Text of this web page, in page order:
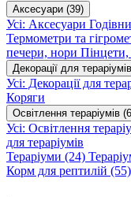
Аксесуари (39)
Усі: Аксесуари
Термометри та
печери, нори Пінцети,
Декорації для тераріумів
Усі: Декорації для
Коряги
Освітлення тераріумів
Усі: Освітлення
для тераріумів
Тераріуми (24)
Корм для рептилій (55)